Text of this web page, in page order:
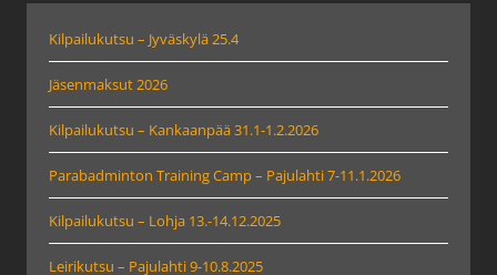
Kilpailukutsu – Jyväskylä 25.4
Jäsenmaksut 2026
Kilpailukutsu – Kankaanpää 31.1-1.2.2026
Parabadminton Training Camp – Pajulahti 7-11.1.2026
Kilpailukutsu – Lohja 13.-14.12.2025
Leirikutsu – Pajulahti 9-10.8.2025